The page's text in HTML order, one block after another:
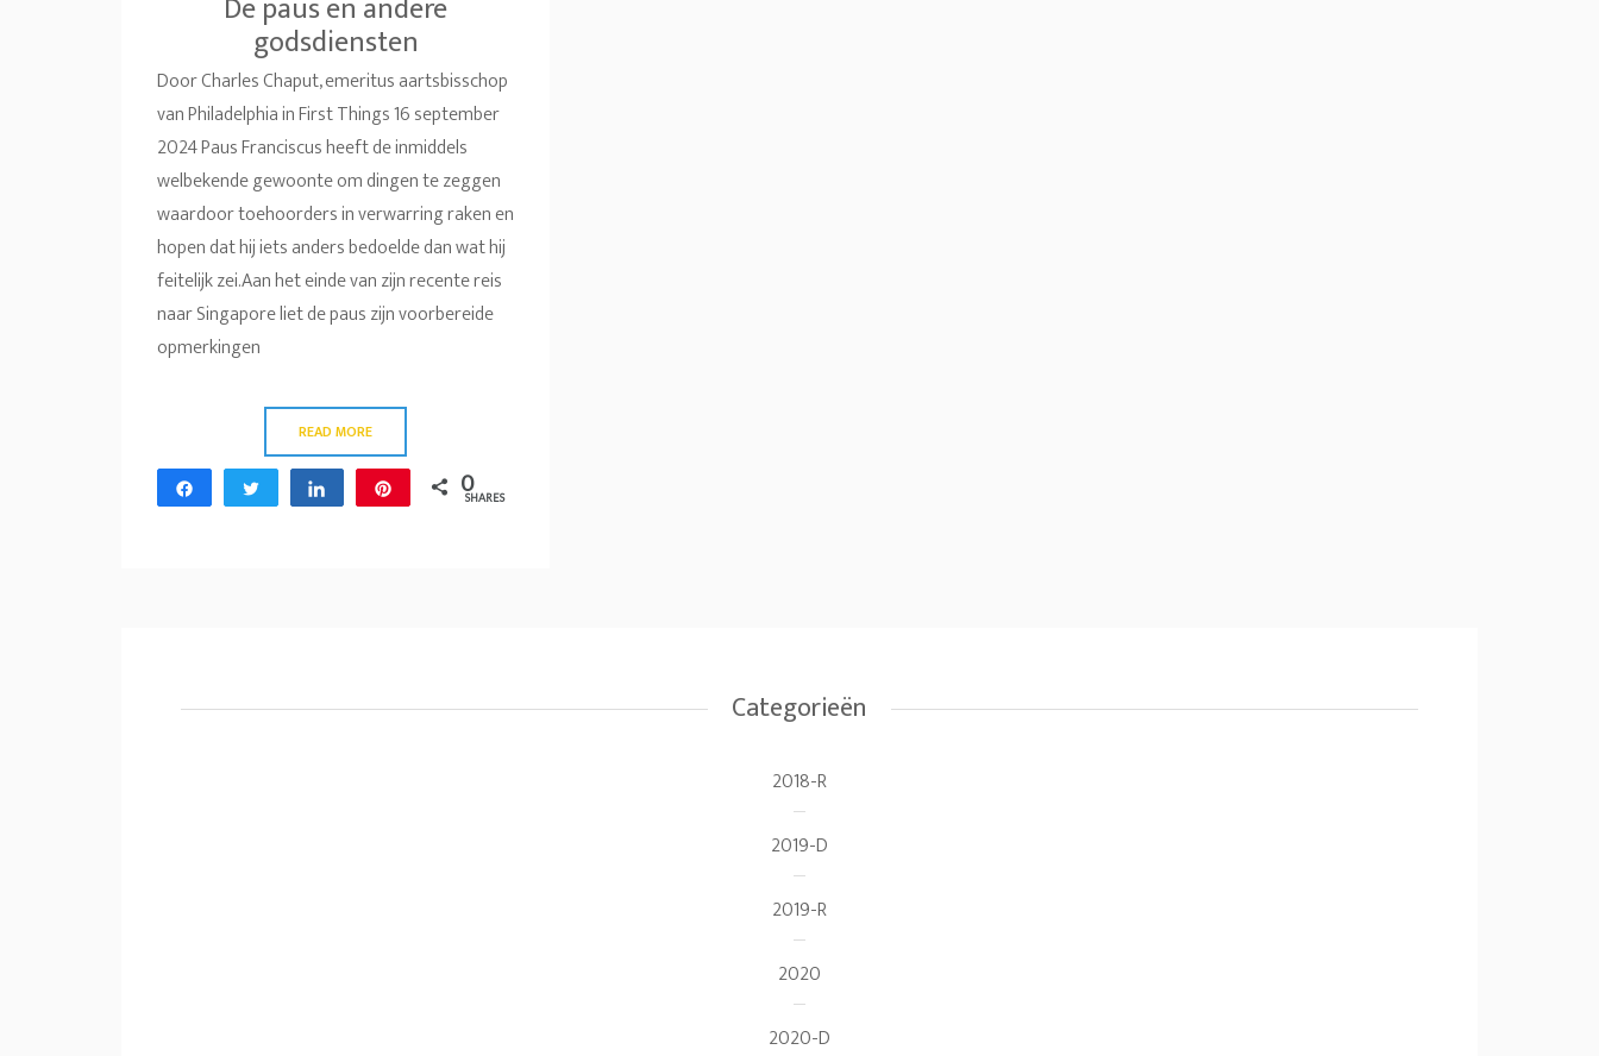
De paus en andere
godsdiensten
Door Charles Chaput, emeritus aartsbisschop
van Philadelphia in First Things 16 september
2024 Paus Franciscus heeft de inmiddels
welbekende gewoonte om dingen te zeggen
waardoor toehoorders in verwarring raken en
hopen dat hij iets anders bedoelde dan wat hij
feitelijk zei.Aan het einde van zijn recente reis
naar Singapore liet de paus zijn voorbereide
opmerkingen
READ MORE
Share Tweet Share Pin 0
SHARES
Categorieën
2018-R
2019-D
2019-R
2020
2020-D